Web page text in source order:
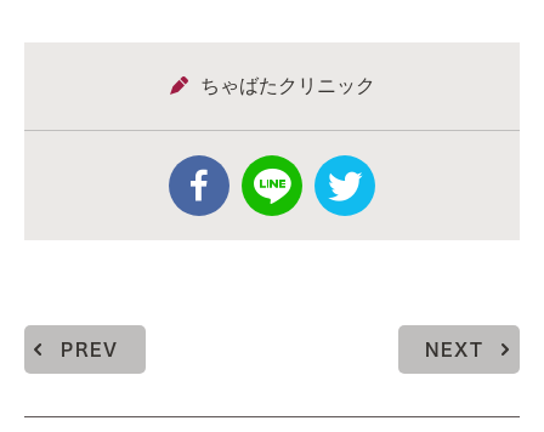
ちゃばたクリニック
PREV NEXT